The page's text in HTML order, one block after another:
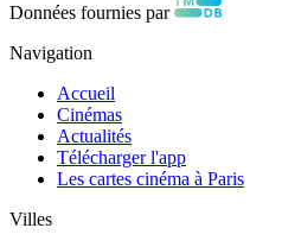
Données fournies par
Navigation
Accueil
Cinémas
Actualités
Télécharger l'app
Les cartes cinéma à Paris
Villes